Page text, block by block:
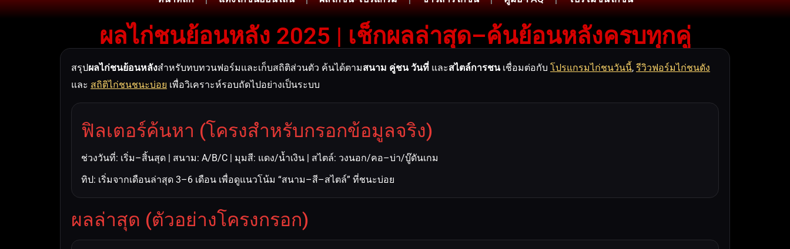
ผลไก่ชนย้อนหลัง 2025 | เช็กผลล่าสุด–ค้นย้อนหลังครบทุกคู่
สรุปผลไก่ชนย้อนหลังสำหรับทบทวนฟอร์มและเก็บสถิติส่วนตัว ค้นได้ตามสนาม คู่ชน วันที่ และสไตล์การชนเชื่อมต่อกับ โปรแกรมไก่ชนวันนี้, รีวิวฟอร์มไก่ชนดัง
และ สถิติไก่ชนชนะบ่อย เพื่อวิเคราะห์รอบถัดไปอย่างเป็นระบบ
ฟิลเตอร์ค้นหา (โครงสำหรับกรอกข้อมูลจริง)
ช่วงวันที่: เริ่ม–สิ้นสุด | สนาม: A/B/C | มุมสี: แดง/น้ำเงิน | สไตล์: วงนอก/คอ–บ่า/บู๊ดันเกม
ทิป: เริ่มจากเดือนล่าสุด 3–6 เดือน เพื่อดูแนวโน้ม “สนาม–สี–สไตล์” ที่ชนะบ่อย
ผลล่าสุด (ตัวอย่างโครงกรอก)